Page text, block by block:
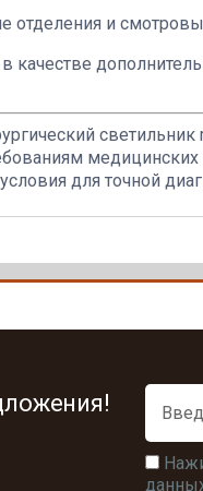
отделения и
качестве
светильник
медицинских
для точной